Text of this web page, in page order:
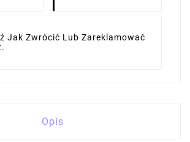
Jak Zwrócić Lub Zareklamować
Opis